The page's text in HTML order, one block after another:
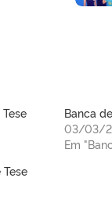
Banca
03/03/
Em